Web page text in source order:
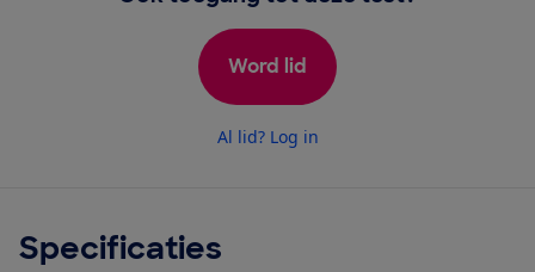
Word lid
Al lid? Log in
Specificaties